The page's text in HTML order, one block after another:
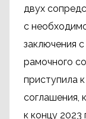
двух
с
заключения
рамочного
приступила
соглашения,
к концу 2023